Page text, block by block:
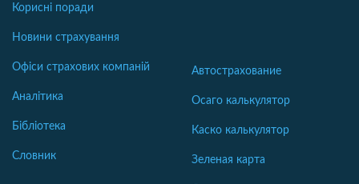
Корисні поради
Новини страхування
Офіси страхових компаній
Аналітика
Бібліотека
Словник
Автострахование
Осаго калькулятор
Каско калькулятор
Зеленая карта